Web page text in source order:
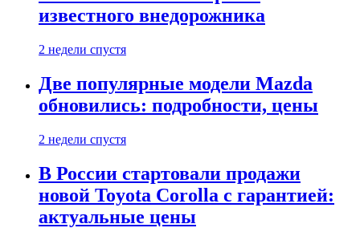
известного внедорожника
2 недели спустя
Две популярные модели Mazda
обновились: подробности, цены
2 недели спустя
В России стартовали продажи
новой Toyota Corolla с гарантией:
актуальные цены